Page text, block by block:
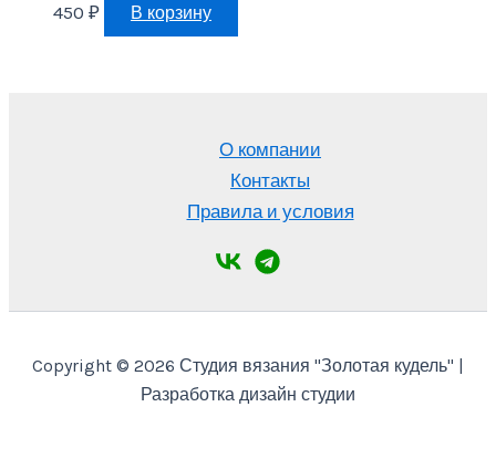
450 ₽ В корзину
О компании
Контакты
Правила и условия
Copyright © 2026 Студия вязания "Золотая кудель" |
Разработка дизайн студии